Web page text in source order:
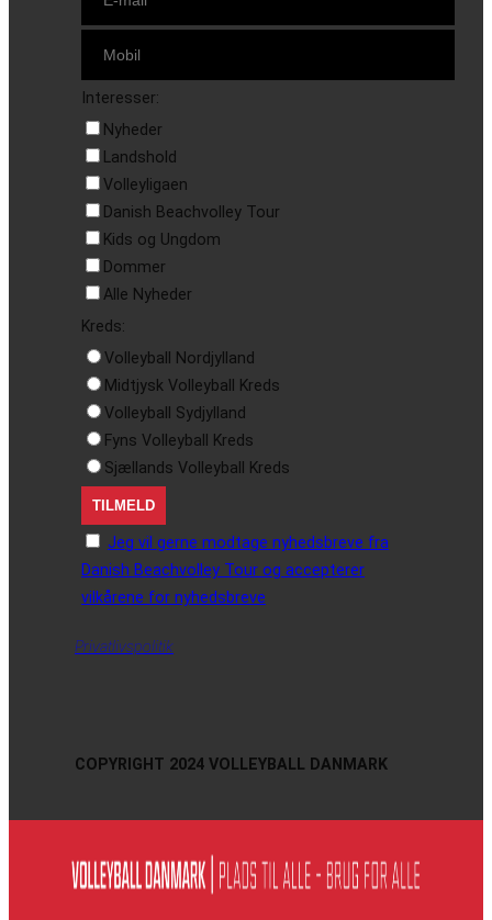
Interesser:
Nyheder
Landshold
Volleyligaen
Danish Beachvolley Tour
Kids og Ungdom
Dommer
Alle Nyheder
Kreds:
Volleyball Nordjylland
Midtjysk Volleyball Kreds
Volleyball Sydjylland
Fyns Volleyball Kreds
Sjællands Volleyball Kreds
Jeg vil gerne modtage nyhedsbreve fra
Danish Beachvolley Tour og accepterer
vilkårene for nyhedsbreve
Privatlivspolitik
COPYRIGHT 2024 VOLLEYBALL DANMARK